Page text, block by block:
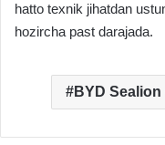
hatto texnik jihatdan
hozircha past darajada.
BYD Sealion